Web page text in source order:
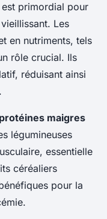
est primordial pour
Les
en nutriments, tels
rôle crucial. Ils
réduisant ainsi
protéines maigres
légumineuses
essentielle
céréaliers
pour la